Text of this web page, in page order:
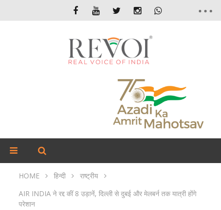
HOME हिन्दी
राष्ट्रीय
AIR INDIA ने रद्द कीं 8 उड़ानें, दिल्ली से दुबई और मेलबर्न तक यात्री होंगे
परेशान